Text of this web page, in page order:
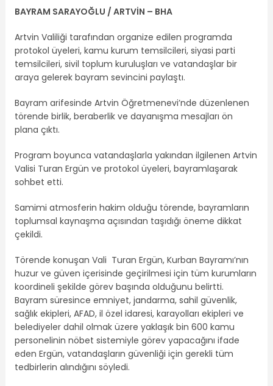
BAYRAM SARAYOĞLU / ARTVİN – BHA
Artvin Valiliği tarafından organize edilen programda
protokol üyeleri, kamu kurum temsilcileri, siyasi parti
temsilcileri, sivil toplum kuruluşları ve vatandaşlar bir
araya gelerek bayram sevincini paylaştı.
Bayram arifesinde Artvin Öğretmenevi’nde düzenlenen
törende birlik, beraberlik ve dayanışma mesajları ön
plana çıktı.
Program boyunca vatandaşlarla yakından ilgilenen Artvin
Valisi Turan Ergün ve protokol üyeleri, bayramlaşarak
sohbet etti.
Samimi atmosferin hakim olduğu törende, bayramların
toplumsal kaynaşma açısından taşıdığı öneme dikkat
çekildi.
Törende konuşan Vali Turan Ergün, Kurban Bayramı’nın
huzur ve güven içerisinde geçirilmesi için tüm kurumların
koordineli şekilde görev başında olduğunu belirtti.
Bayram süresince emniyet, jandarma, sahil güvenlik,
sağlık ekipleri, AFAD, il özel idaresi, karayolları ekipleri ve
belediyeler dahil olmak üzere yaklaşık bin 600 kamu
personelinin nöbet sistemiyle görev yapacağını ifade
eden Ergün, vatandaşların güvenliği için gerekli tüm
tedbirlerin alındığını söyledi.